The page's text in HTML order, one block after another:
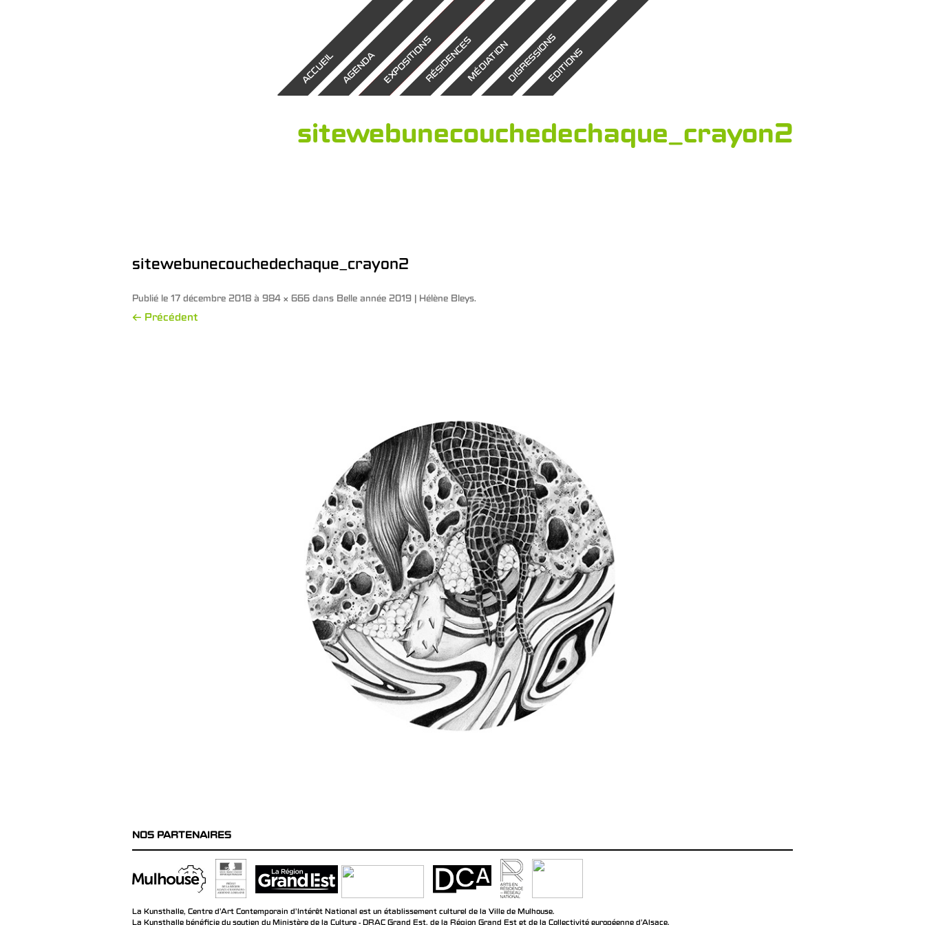
ACCUEILAGENDAEXPOSITIONSRÉSIDENCESMÉDIATIONDIGRESSIONSEDITIONS
sitewebunecouchedechaque_crayon2
sitewebunecouchedechaque_crayon2
Publié le 17 décembre 2018 à 984 × 666 dans Belle année 2019 | Hélène Bleys.
← Précédent
NOS PARTENAIRES
La Kunsthalle, Centre d’Art Contemporain d’Intérêt National est un établissement culturel de la Ville de Mulhouse.
La Kunsthalle bénéficie du soutien du Ministère de la Culture - DRAC Grand Est, de la Région Grand Est et de la Collectivité européenne d’Alsace.